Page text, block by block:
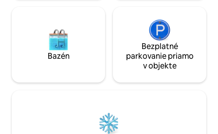
Bazén
Bezplatné
parkovanie priamo
v objekte